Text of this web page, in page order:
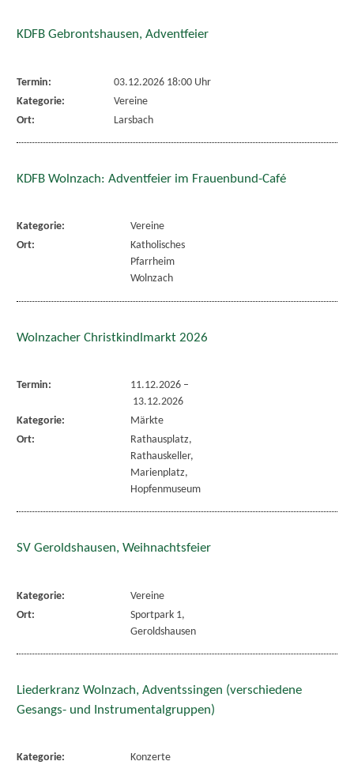
KDFB Gebrontshausen, Adventfeier
Termin:
03.12.2026 18:00 Uhr
Kategorie:
Vereine
Ort:
Larsbach
KDFB Wolnzach: Adventfeier im Frauenbund-Café
Kategorie:
Vereine
Ort:
Katholisches
Pfarrheim
Wolnzach
Wolnzacher Christkindlmarkt 2026
Termin: 11.12.2026–
13.12.2026
Kategorie:
Märkte
Ort:
Rathausplatz,
Rathauskeller,
Marienplatz,
Hopfenmuseum
SV Geroldshausen, Weihnachtsfeier
Kategorie:
Vereine
Ort:
Sportpark 1,
Geroldshausen
Liederkranz Wolnzach, Adventssingen (verschiedene
Gesangs- und Instrumentalgruppen)
Kategorie:
Konzerte